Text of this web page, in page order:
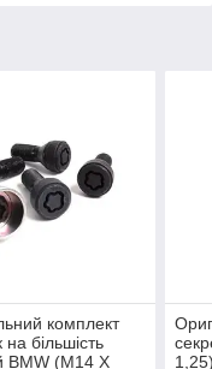
комплект
на більшість
BMW (M14 X